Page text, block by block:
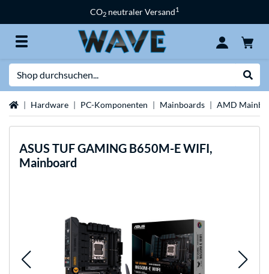
CO2 neutraler Versand1
StartseiteHardware PC-Komponenten Mainboards AMD
ASUS TUF GAMING B650M-E WIFI,
Mainboard